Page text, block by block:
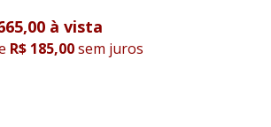
R$ 185,00sem juros